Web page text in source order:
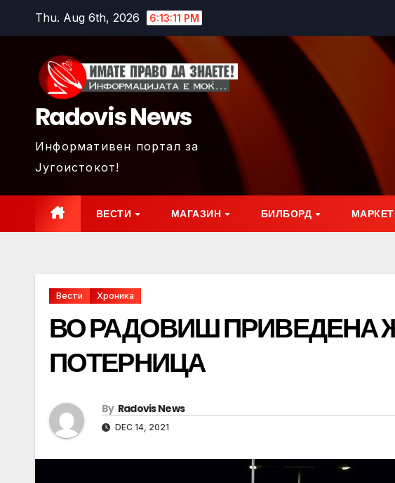
Thu. Aug 6th, 2026 6:13:13 PM
Radovis News
Информативен портал за
Југоистокот!
ВЕСТИ МАГАЗИН БИЛБОРД
Вести Хроника
ВО РАДОВИШ ПРИВЕДЕНА
ПОТЕРНИЦА
By Radovis News
DEC 14, 2021